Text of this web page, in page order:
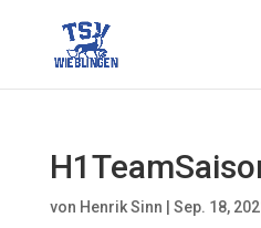
von Henrik Sinn Sep. 18,